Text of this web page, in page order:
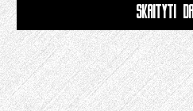
SKAITYTI